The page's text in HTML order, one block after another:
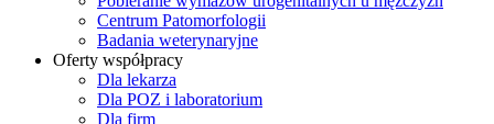
Centrum Patomorfologii
Badania weterynaryjne
Oferty współpracy
Dla lekarza
Dla POZ i laboratorium
Dla firm